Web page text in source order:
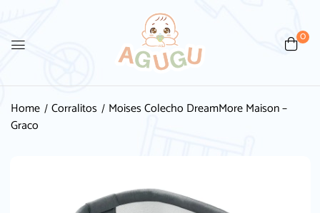
0
Home Corralitos
Moises Colecho DreamMore Maison –
Graco